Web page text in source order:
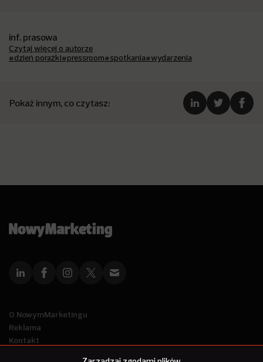
inf. prasowa
Czytaj więcej o autorze
#dzień porażki#pressroom#spotkania#wydarzenia
Pokaż innym, co czytasz:
O NowymMarketingu
Reklama
Kontakt